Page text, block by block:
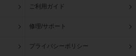
ご利用ガイド
修理/サポート
プライバシーポリシー